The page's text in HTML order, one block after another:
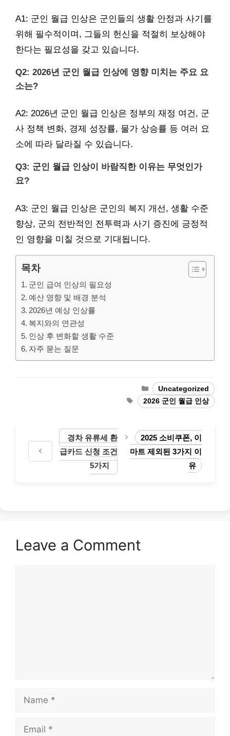
A1: 군인 월급 인상은 군인들의 생활 안정과 사기를
위해 필수적이며, 그들의 헌신을 적절히 보상해야
한다는 필요성을 갖고 있습니다.
Q2: 2026년 군인 월급 인상에 영향 미치는 주요 요
소는?
A2: 2026년 군인 월급 인상은 정부의 재정 여건, 군
사 정책 변화, 경제 성장률, 물가 상승률 등 여러 요
소에 따라 달라질 수 있습니다.
Q3: 군인 월급 인상이 바람직한 이유는 무엇인가
요?
A3: 군인 월급 인상은 군인의 복지 개선, 생활 수준
향상, 군의 전반적인 전투력과 사기 증진에 긍정적
인 영향을 미칠 것으로 기대됩니다.
목차
군인 급여 인상의 필요성
예산 영향 및 배경 분석
2026년 예상 인상률
복지와의 연관성
인상 후 변화할 생활 수준
자주 묻는 질문
Categories
Uncategorized
Tags
2026 군인 월급 인상
경차 유류세 환
급카드 신청 조건
5가지
2025 소비쿠폰, 이
마트 제외된 3가지 이
유
Leave a Comment